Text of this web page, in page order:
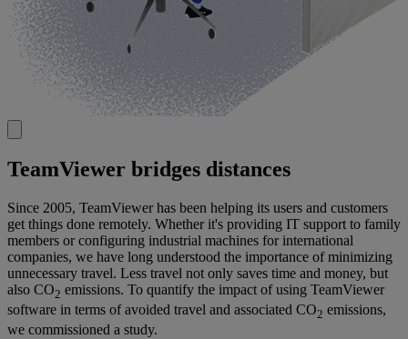
TeamViewer bridges distances
Since 2005, TeamViewer has been helping its users and customers
get things done remotely. Whether it's providing IT support to family
members or configuring industrial machines for international
companies, we have long understood the importance of minimizing
unnecessary travel. Less travel not only saves time and money, but
also CO2 emissions. To quantify the impact of using TeamViewer
software in terms of avoided travel and associated CO2 emissions,
we commissioned a study.